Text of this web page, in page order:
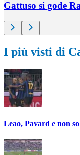
Gattuso si gode
I più visti di
Leao, Pavard e non